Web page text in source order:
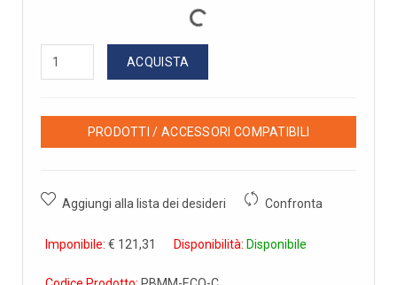
ACQUISTA
PRODOTTI / ACCESSORI COMPATIBILI
Aggiungi alla lista dei desideri Confronta
Imponibile: € 121,31 Disponibilità: Disponibile